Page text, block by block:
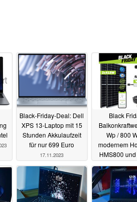
Black-Friday-Deal: Dell
XPS 13-Laptop mit 15
Stunden Akkulaufzeit
für nur 699 Euro
17.11.2023
Black
Wp / 800
modernem
HMS800
lokal